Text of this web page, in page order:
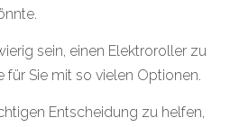
sein, einen Elektroroller zu
für Sie mit so vielen Optionen.
Entscheidung zu helfen,